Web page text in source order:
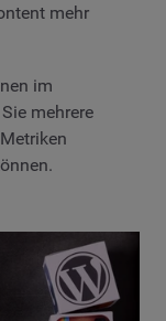
mehr
im
mehrere